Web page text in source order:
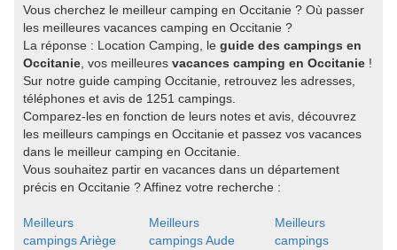
Vous cherchez le meilleur camping en Occitanie ? Où passer
les meilleures vacances camping en Occitanie ?
La réponse : Location Camping, le guide des campings en
Occitanie , vos meilleures vacances camping en Occitanie !
Sur notre guide camping Occitanie, retrouvez les adresses,
téléphones et avis de 1251 campings.
Comparez-les en fonction de leurs notes et avis, découvrez
les meilleurs campings en Occitanie et passez vos vacances
dans le meilleur camping en Occitanie.
Vous souhaitez partir en vacances dans un département
précis en Occitanie ? Affinez votre recherche :
Meilleurs
campings Ariège
Meilleurs
campings Aude
Meilleurs
campings